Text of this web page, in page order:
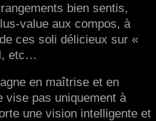
bien sentis,
value aux compos, à
ces soli délicieux sur «
etc…
en maîtrise et en
vise pas uniquement à
une vision intelligente et